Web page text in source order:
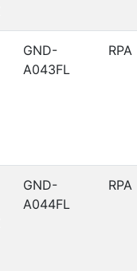
GND-
A043FL
RPA
GND-
A044FL
RPA